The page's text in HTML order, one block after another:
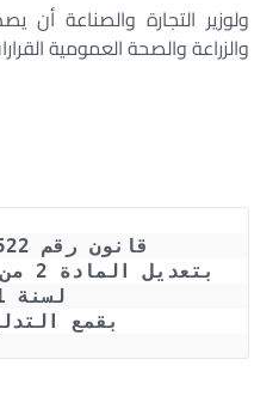
ولوزير التجارة والصناعة أن
والزراعة والصحة العمومية
قانون رقم 522 لسنة 1955
لسنة 1941
بقمع